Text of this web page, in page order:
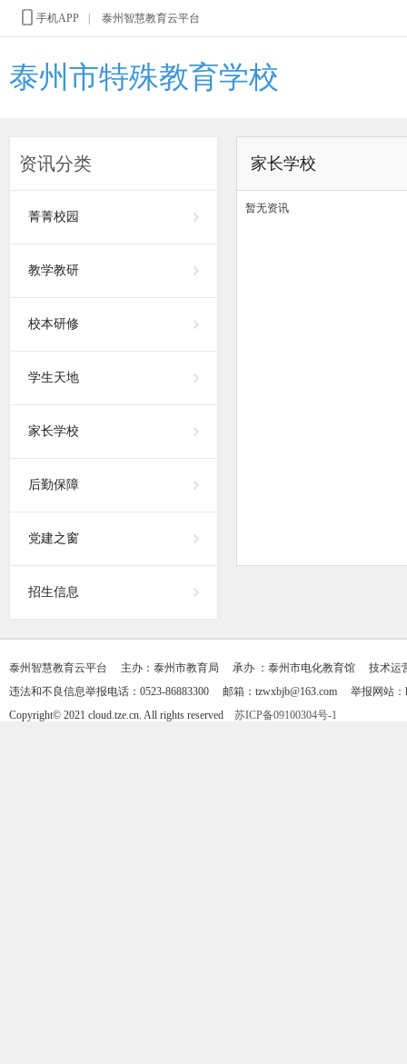
手机APP 泰州智慧教育云平台
泰州市特殊教育学校
资讯分类
菁菁校园
教学教研
校本研修
学生天地
家长学校
后勤保障
党建之窗
招生信息
家长学校
暂无资讯
泰州智慧教育云平台 主办：泰州市教育局 承办 ：泰州市电化教育馆 技术运营
违法和不良信息举报电话：0523-86883300 邮箱：tzwxbjb@163.com 举报网站
Copyright© 2021 cloud.tze.cn. All rights reserved 苏ICP备09100304号-1